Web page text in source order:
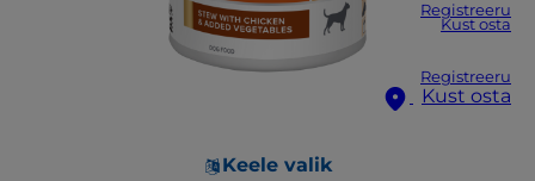
Registreeru
Kust osta
Registreeru
Kust osta
Keele valik